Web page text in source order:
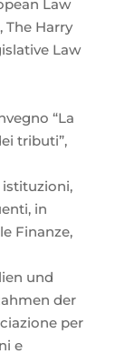
Law
The Harry
Law
“La
tributi”,
istituzioni,
in
Finanze,
und
der
per
e